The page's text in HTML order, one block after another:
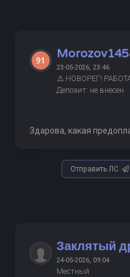
23-05-2026, 23:46
⚠️ НОВОРЕГ!
Депозит: не внесен
Здарова, какая
Отправить ЛС
Заклятый
24-05-2026, 09:04
Местный